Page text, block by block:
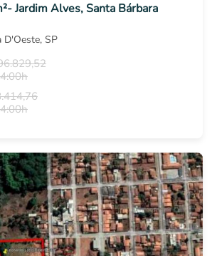
Outros bens
Eletrônicos
Eletrodomésticos
Outros
Jardim Alves, Santa Bárbara
D'Oeste, SP